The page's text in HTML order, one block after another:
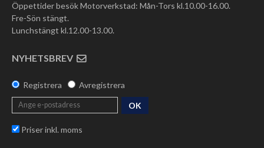
Öppettider besök Motorverkstad: Mån-Tors kl.10.00-16.00.
Fre-Sön stängt.
Lunchstängt kl.12.00-13.00.
NYHETSBREV
Registrera Avregistrera
OK
Priser inkl. moms